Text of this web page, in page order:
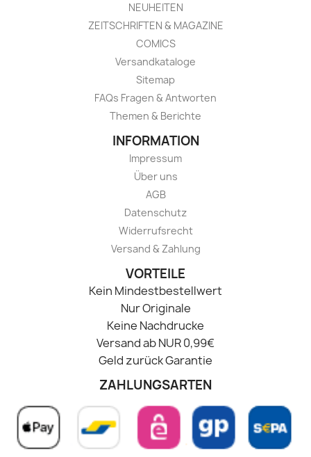
NEUHEITEN
ZEITSCHRIFTEN & MAGAZINE
COMICS
Versandkataloge
Sitemap
FAQs Fragen & Antworten
Themen & Berichte
INFORMATION
Impressum
Über uns
AGB
Datenschutz
Widerrufsrecht
Versand & Zahlung
VORTEILE
Kein Mindestbestellwert
Nur Originale
Keine Nachdrucke
Versand ab NUR 0,99€
Geld zurück Garantie
ZAHLUNGSARTEN